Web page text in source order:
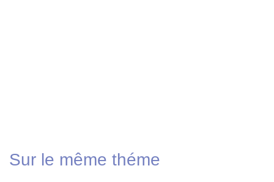
Sur le même théme